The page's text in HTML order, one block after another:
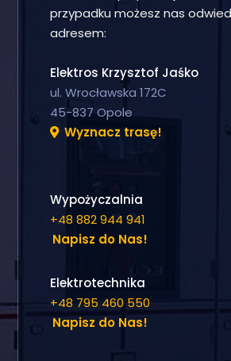
przypadku możesz nas
adresem:
Elektros Krzysztof Jaśko
ul. Wrocławska 172C
45-837 Opole
Wyznacz trasę!
Wypożyczalnia
+48 882 944 941
Napisz do Nas!
Elektrotechnika
+48 795 460 550
Napisz do Nas!